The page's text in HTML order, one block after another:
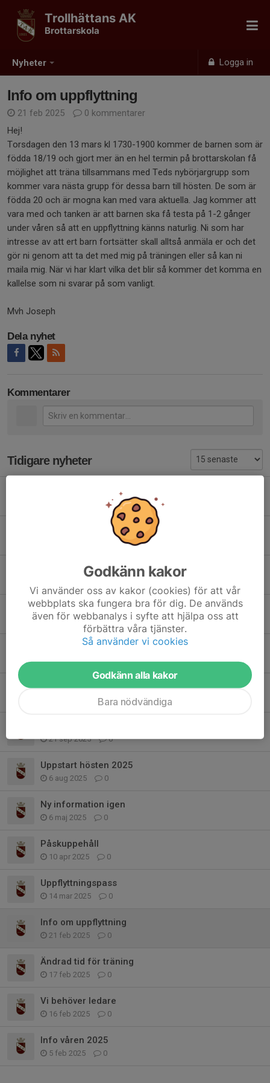
Nyheter Logga in
Trollhättans AK
Brottarskola
Info om uppflyttning
21 feb 2025
0 kommentarer
Hej!
Torsdagen den 13 mars kl 1730-1900 kommer de barnen som är
födda 18/19 och gjort mer än en hel termin på brottarskolan få
möjlighet att träna tillsammans med Teds nybörjargrupp som
kommer vara nästa grupp för dessa barn till hösten. De som är
födda 20 och är mogna kan med vara aktuella. Jag kommer att
vara med och tanken är att barnen ska få testa på 1-2 gånger
under våren så att en uppflyttning känns naturlig. Ni som har
intresse av att ert barn fortsätter skall alltså anmäla er och det
gör ni genom att ta det med mig på träningen eller så kan ni
maila mig. När vi har klart vilka det blir så kommer det komma en
kallelse som ni svarar på som vanligt.
Mvh Joseph
Dela nyhet
Kommentarer
Tidigare nyheter
0
Ingen träning 7 april
Inställd träning 3 feb
27 jan, 20:02 0
Vårtermin 2026
11 dec 2025 0
Uppehåll under höstlovet
0
21 sep 2025 0
Uppstart hösten 2025
6 aug 2025 0
Ny information igen
6 maj 2025 0
Påskuppehåll
10 apr 2025 0
Uppflyttningspass
14 mar 2025 0
Info om uppflyttning
21 feb 2025 0
Ändrad tid för träning
17 feb 2025 0
Vi behöver ledare
16 feb 2025 0
Info våren 2025
5 feb 2025 0
Godkänn kakor
Vi använder oss av kakor (cookies) för att vår
webbplats ska fungera bra för dig. De används
även för webbanalys i syfte att hjälpa oss att
förbättra våra tjänster.
Så använder vi cookies
Godkänn alla kakor
Bara nödvändiga